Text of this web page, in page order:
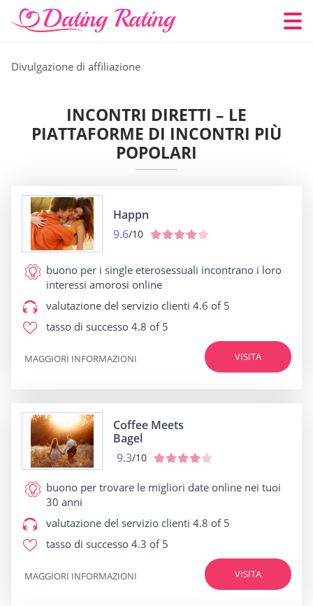
Divulgazione di affiliazione
INCONTRI DIRETTI – LE
PIATTAFORME DI INCONTRI PIÙ
POPOLARI
Happn
9.6/10
buono per i single eterosessuali incontrano i loro
interessi amorosi online
valutazione del servizio clienti 4.6 of 5
tasso di successo 4.8 of 5
VISITA
MAGGIORI INFORMAZIONI
Coffee Meets
Bagel
9.3/10
buono per trovare le migliori date online nei tuoi
30 anni
valutazione del servizio clienti 4.8 of 5
tasso di successo 4.3 of 5
VISITA
MAGGIORI INFORMAZIONI